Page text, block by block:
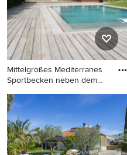
Mittelgroßes Mediterranes
Sportbecken neben dem
Mittelgroßes Mediterranes
Sportbecken neben dem
Haus in rechteckiger Form
mit Pool-Gartenbau und
Dielen in Marseille